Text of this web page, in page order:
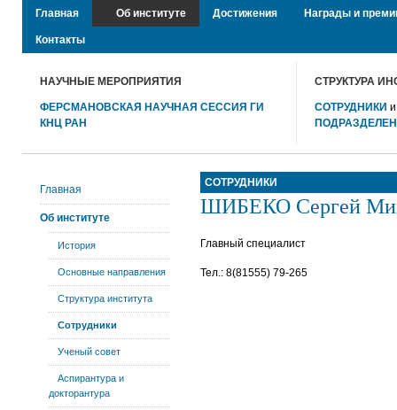
Главная Об институте Достижения Награды и
Контакты
НАУЧНЫЕ МЕРОПРИЯТИЯ
ФЕРСМАНОВСКАЯ НАУЧНАЯ СЕССИЯ ГИ
КНЦ РАН
СТРУКТУРА
СОТРУДНИКИ
СОТРУДНИКИ
ШИБЕКО Сергей
Главный специалист
Тел.: 8(81555) 79-265
Главная
Об институте
История
Основные направления
Структура института
Сотрудники
Ученый совет
Аспирантура и
докторантура